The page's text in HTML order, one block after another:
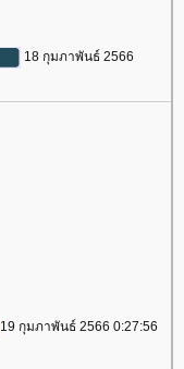
18 กุมภาพันธ์ 2566
19 กุมภาพันธ์ 2566 0:27:56